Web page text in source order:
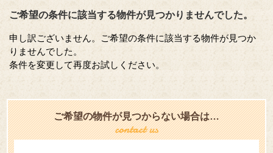
ご希望の条件に該当する物件が見つかりませんでした。
申し訳ございません。ご希望の条件に該当する物件が見つか
りませんでした。
条件を変更して再度お試しください。
ご希望の物件が見つからない場合は…